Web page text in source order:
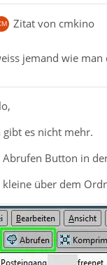
Zitat von cmkino
jemand wie
gibt es nicht mehr.
Abrufen Button in
kleine über dem